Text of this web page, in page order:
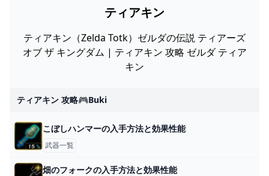
ティアキン
ティアキン（Zelda Totk）ゼルダの伝説 ティアーズ
オブ ザ キングダム | ティアキン 攻略 ゼルダ ティア
キン
ティアキン 攻略🎮buki
こぼしハンマーの入手方法と効果性能
武器一覧
畑のフォークの入手方法と効果性能